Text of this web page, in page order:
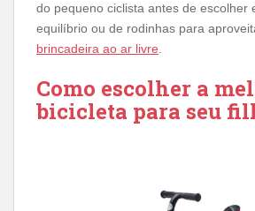
do pequeno ciclista antes de escolher
equilíbrio ou de rodinhas para
brincadeira ao ar livre
Como escolher a
bicicleta para seu